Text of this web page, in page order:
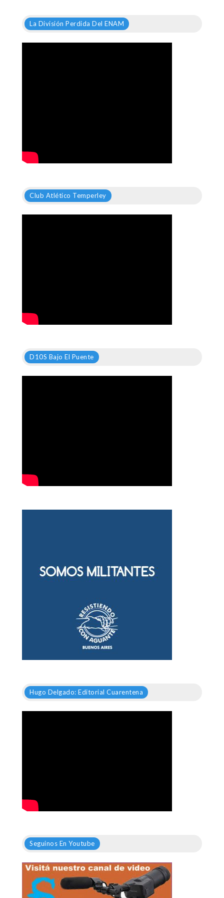
La División Perdida Del ENAM
Club Atlético Temperley
D10S Bajo El Puente
Hugo Delgado: Editorial Cuarentena
Seguinos En Youtube